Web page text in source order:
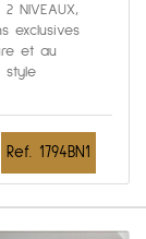
2 NIVEAUX,
exclusives
et au
style
Ref. 1794BN1